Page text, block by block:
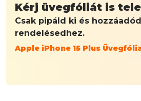
Kérj üvegfóliát is
Csak pipáld ki és
rendelésedhez.
Apple iPhone 15 Plus